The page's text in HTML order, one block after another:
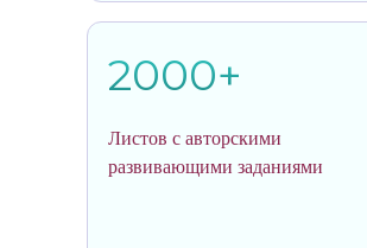
Листов с авторскими
развивающими заданиями
2000+